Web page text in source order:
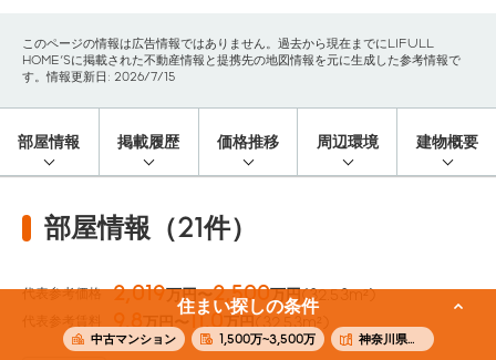
住まい探しの条件
中古マンション 1,500万~3,500万 神奈川県横浜市神奈川区
このページの情報は広告情報ではありません。過去から現在までにLIFULL
HOME'Sに掲載された不動産情報と提携先の地図情報を元に生成した参考情報で
す。情報更新日: 2026/7/15
部屋情報 掲載履歴 価格推移 周辺環境 建物概要
部屋情報（21件）
代表参考価格 2,019万円〜2,500万円(32.53m²)
9.8 11.0